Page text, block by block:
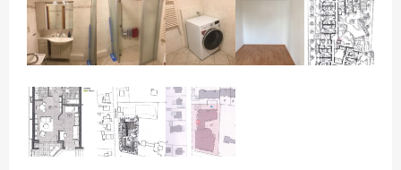
1.1 – 1.18 BÜROS EG
2.1 – 2.17 BÜROS 1.OG
ONFERENZRAUM
2.18 FLEX TIMESHARING BÜRO